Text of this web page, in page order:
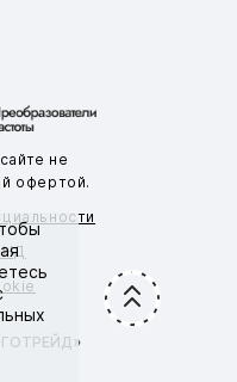
не
офертой.